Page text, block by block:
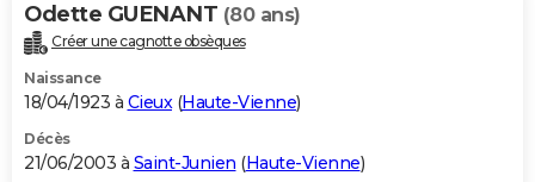
Odette GUENANT (80 ans)
Créer une cagnotte obsèques
Naissance
18/04/1923 à Cieux(Haute-Vienne)
Décès
21/06/2003 à Saint-Junien (Haute-Vienne)